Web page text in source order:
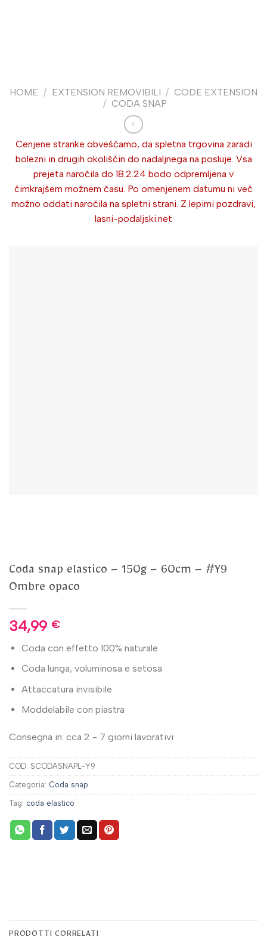
HOME / EXTENSION REMOVIBILI / CODE EXTENSION
/ CODA SNAP
Cenjene stranke obveščamo, da spletna trgovina zaradi
bolezni in drugih okoliščin do nadaljnega na posluje. Vsa
prejeta naročila do 18.2.24 bodo odpremljena v
čimkrajšem možnem času. Po omenjenem datumu ni več
možno oddati naročila na spletni strani. Z lepimi pozdravi,
lasni-podaljski.net
Coda snap elastico – 150g – 60cm – #Y9
Ombre opaco
34,99 €
Coda con effetto 100% naturale
Coda lunga, voluminosa e setosa
Attaccatura invisibile
Moddelabile con piastra
Consegna in: cca 2 - 7 giorni lavorativi
COD: SCODASNAPL-Y9
Categoria: Coda snap
Tag: coda elastico
PRODOTTI CORRELATI